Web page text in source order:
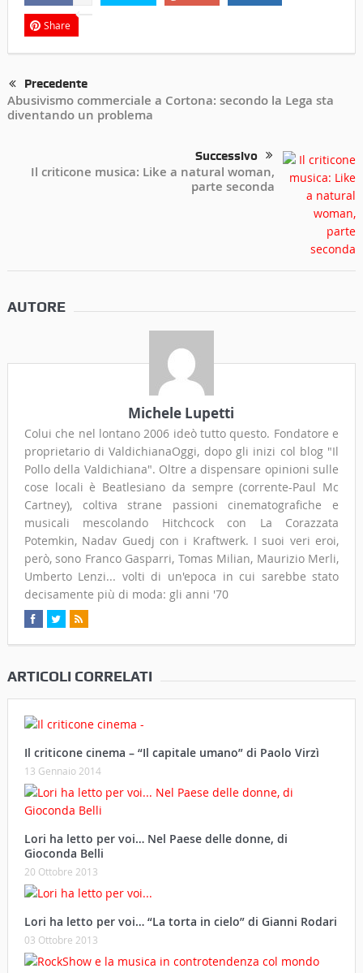
Share
Precedente
Abusivismo commerciale a Cortona: secondo la Lega sta
diventando un problema
Successivo
Il criticone musica: Like a natural woman,
parte seconda
AUTORE
Michele Lupetti
Colui che nel lontano 2006 ideò tutto questo. Fondatore e
proprietario di ValdichianaOggi, dopo gli inizi col blog "Il
Pollo della Valdichiana". Oltre a dispensare opinioni sulle
cose locali è Beatlesiano da sempre (corrente-Paul Mc
Cartney), coltiva strane passioni cinematografiche e
musicali mescolando Hitchcock con La Corazzata
Potemkin, Nadav Guedj con i Kraftwerk. I suoi veri eroi,
però, sono Franco Gasparri, Tomas Milian, Maurizio Merli,
Umberto Lenzi... volti di un'epoca in cui sarebbe stato
decisamente più di moda: gli anni '70
ARTICOLI CORRELATI
Il criticone cinema – “Il capitale umano” di Paolo Virzì
13 Gennaio 2014
Lori ha letto per voi… Nel Paese delle donne, di
Gioconda Belli
20 Ottobre 2013
Lori ha letto per voi… “La torta in cielo” di Gianni Rodari
03 Ottobre 2013